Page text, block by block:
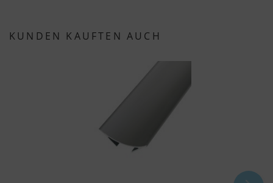
KUNDEN KAUFTEN AUCH
Website und das Nutzererlebnis zu verbessern.
übermittelt und die besuchten Seiten, die
Verweildauer auf der Seite und die Interaktion
verarbeitet, die von Google zu eigenen Zwecken,
zur Profilbildung und zur Verknüpfung mit
anderen Nutzungsdaten verwendet werden.
Indem Sie das mit den Google-Diensten